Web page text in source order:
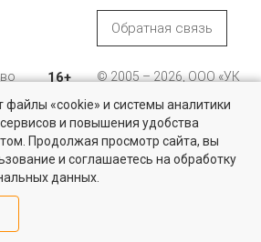
это просто!
проверенных вариантов на вторичом
BN.ru
Обратная связь
16+
© 2005 – 2026, ООО «УК
196105, Санкт-
Петербург, пр. Юрия
Гагарина, 1
файлы «cookie» и системы аналитики
и повышения удобства
Продолжая просмотр сайта, вы
и соглашаетесь на обработку
данных.